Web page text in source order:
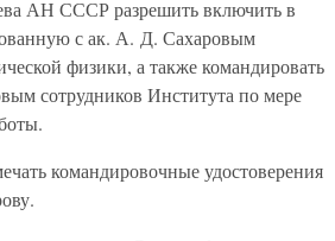
АН СССР разрешить включить в
с ак. А. Д. Сахаровым
физики, а также командировать
сотрудников Института по мере
командировочные удостоверения